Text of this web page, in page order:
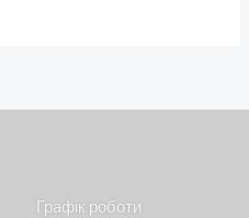
Графік роботи